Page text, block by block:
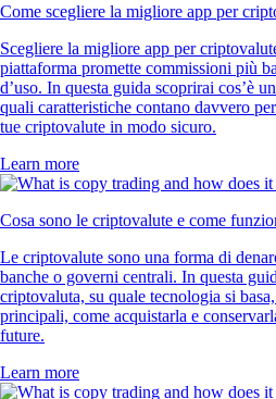
Come scegliere la migliore app per
Scegliere la migliore app per
piattaforma promette commissioni più
d’uso. In questa guida scoprirai cos’è
quali caratteristiche contano davvero
tue criptovalute in modo sicuro.
Learn more
Cosa sono le criptovalute e come
Le criptovalute sono una forma di
banche o governi centrali. In questa
criptovaluta, su quale tecnologia si
principali, come acquistarla e
future.
Learn more